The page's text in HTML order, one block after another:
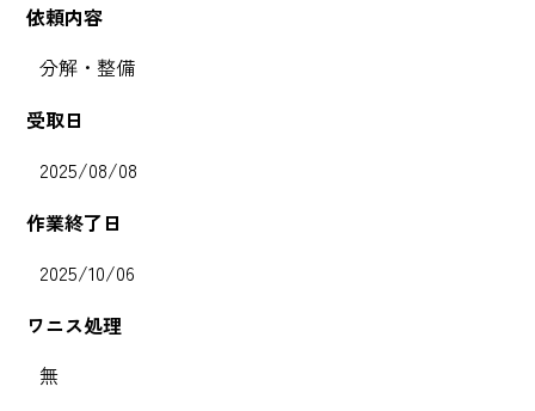
依頼内容
分解・整備
受取日
2025/08/08
作業終了日
2025/10/06
ワニス処理
無